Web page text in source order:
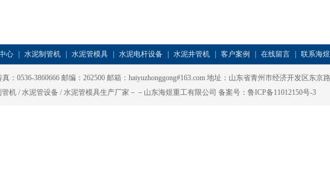
心 水泥制管机 水泥管模具 水泥电杆设备 水泥井管机 客户案例 在线留言 联系海煜
真：0536-3860666 邮编：262500 邮箱：haiyuzhonggong#163.com 地址：山东省青州市经济开发区东京
机 / 水泥管设备 / 水泥管模具生产厂家－－山东海煜重工有限公司 备案号： 鲁ICP备11012150号-3